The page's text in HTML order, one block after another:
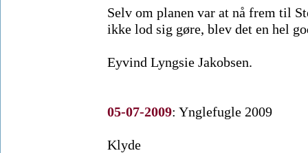
Selv om planen var at nå frem til
ikke lod sig gøre, blev det en hel
Eyvind Lyngsie Jakobsen.
05-07-2009: Ynglefugle 2009
Klyde